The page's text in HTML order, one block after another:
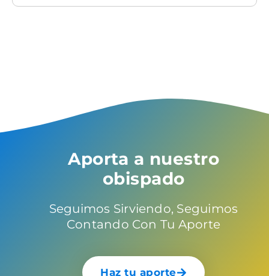
Aporta a nuestro
obispado
Seguimos Sirviendo, Seguimos
Contando Con Tu Aporte
Haz tu aporte